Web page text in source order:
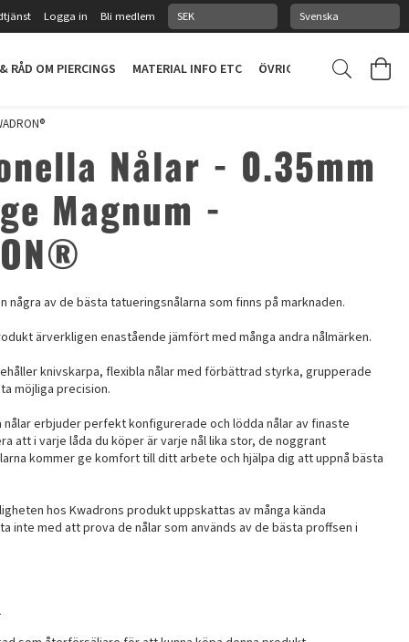
Logga in Bli medlem
RÅD OM PIERCINGS MATERIAL INFO ETC ÖVRIGT
Nålar - 0.35mm
Magnum -
några av de bästa tatueringsnålarna som finns på marknaden.
ärverkligen enastående jämfört med många andra nålmärken.
knivskarpa, flexibla nålar med förbättrad styrka, grupperade
möjliga precision.
erbjuder perfekt konfigurerade och lödda nålar av finaste
att i varje låda du köper är varje nål lika stor, de noggrant
kommer ge komfort till ditt arbete och hjälpa dig att uppnå bästa
hos Kwadrons produkt uppskattas av många kända
inte med att prova de nålar som används av de bästa proffsen i